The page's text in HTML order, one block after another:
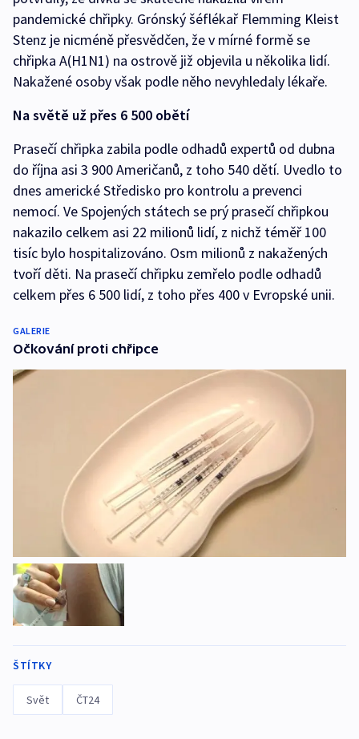
pandemické chřipky. Grónský šéflékař Flemming Kleist
Stenz je nicméně přesvědčen, že v mírné formě se
chřipka A(H1N1) na ostrově již objevila u několika lidí.
Nakažené osoby však podle něho nevyhledaly lékaře.
Na světě už přes 6 500 obětí
Prasečí chřipka zabila podle odhadů expertů od dubna
do října asi 3 900 Američanů, z toho 540 dětí. Uvedlo to
dnes americké Středisko pro kontrolu a prevenci
nemocí. Ve Spojených státech se prý prasečí chřipkou
nakazilo celkem asi 22 milionů lidí, z nichž téměř 100
tisíc bylo hospitalizováno. Osm milionů z nakažených
tvoří děti. Na prasečí chřipku zemřelo podle odhadů
celkem přes 6 500 lidí, z toho přes 400 v Evropské unii.
GALERIE
Očkování proti chřipce
ŠTÍTKY
Svět ČT24